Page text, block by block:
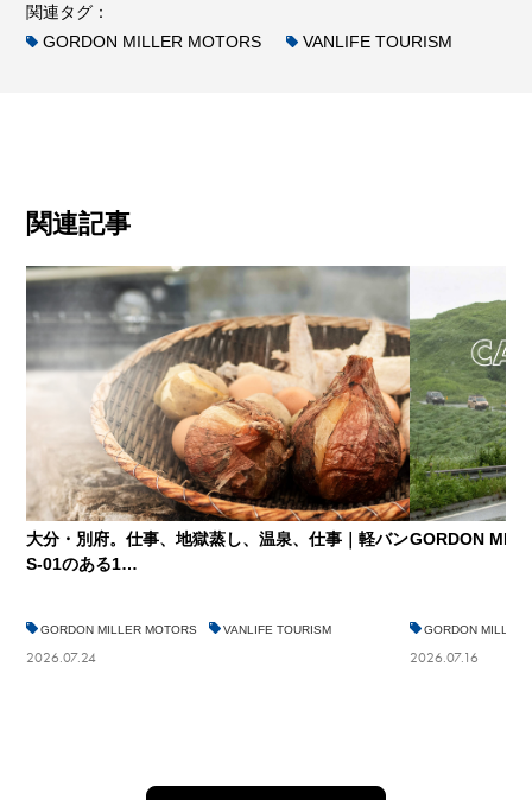
関連タグ：
GORDON MILLER MOTORS
VANLIFE TOURISM
関連記事
大分・別府。仕事、地獄蒸し、温泉、仕事｜軽バン
S-01のある1…
GORDON MILLER MOTORS VANLIFE TOURISM
2026.07.24
GORDON
GORDON MILLER
2026.07.16